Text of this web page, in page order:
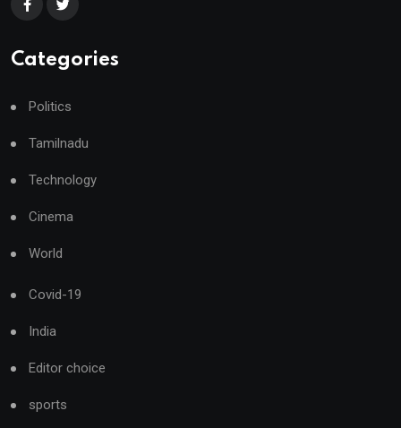
Categories
Politics
Tamilnadu
Technology
Cinema
World
Covid-19
India
Editor choice
sports